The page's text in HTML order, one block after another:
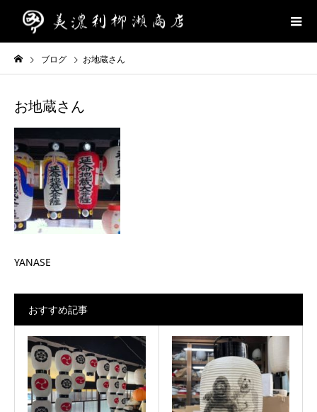
ブログ お地蔵さん
お地蔵さん
YANASE
おすすめ記事